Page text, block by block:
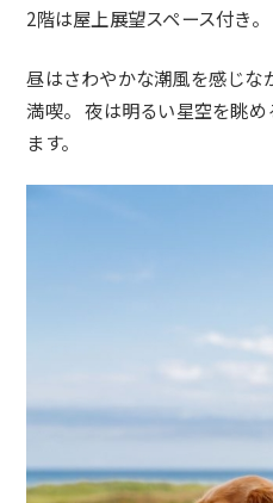
2階は屋上展望スペース付き。
昼はさわやかな潮風を感じな
満喫。 夜は明るい星空を眺
ます。